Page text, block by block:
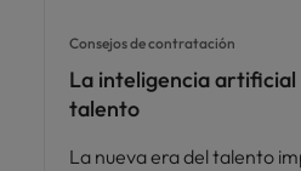
Consejos de contratación
La inteligencia
talento
La nueva era del talento